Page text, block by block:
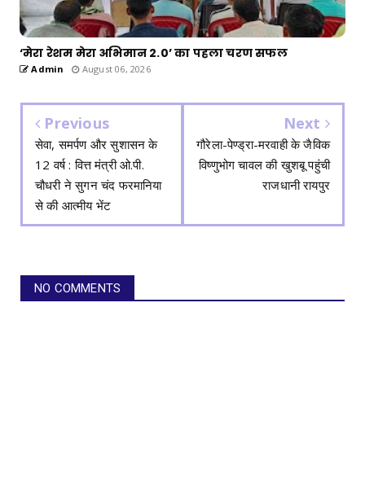
‘मेरा रेशम मेरा अभिमान 2.0’ का पहला चरण सफल
Admin August 06, 2026
Previous
सेवा, समर्पण और सुशासन के
12 वर्ष : वित्त मंत्री ओ.पी.
चौधरी ने सुगन चंद फरमानिया
से की आत्मीय भेंट
Next
गौरेला-पेण्ड्रा-मरवाही के जैविक
विष्णुभोग चावल की खुशबू पहुंची
राजधानी रायपुर
NO COMMENTS